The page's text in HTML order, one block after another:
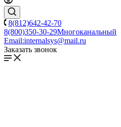
8(812)642-42-70
8(800)350-30-29Многоканальный
Email:internalsys@mail.ru
Заказать звонок